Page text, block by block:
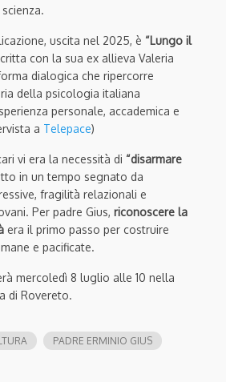
uscita nel 2025, è “Lungo il
con la sua ex allieva Valeria
dialogica che ripercorre
della psicologia italiana
personale, accademica e
a Telepace)
vi era la necessità di “disarmare
in un tempo segnato da
fragilità relazionali e
Per padre Gius, riconoscere la
era il primo passo per costruire
e pacificate.
mercoledì 8 luglio alle 10 nella
di Rovereto.
PADRE ERMINIO GIUS